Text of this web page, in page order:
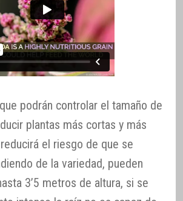
podrán controlar el tamaño de
plantas más cortas y más
el riesgo de que se
de la variedad, pueden
3’5 metros de altura, si se